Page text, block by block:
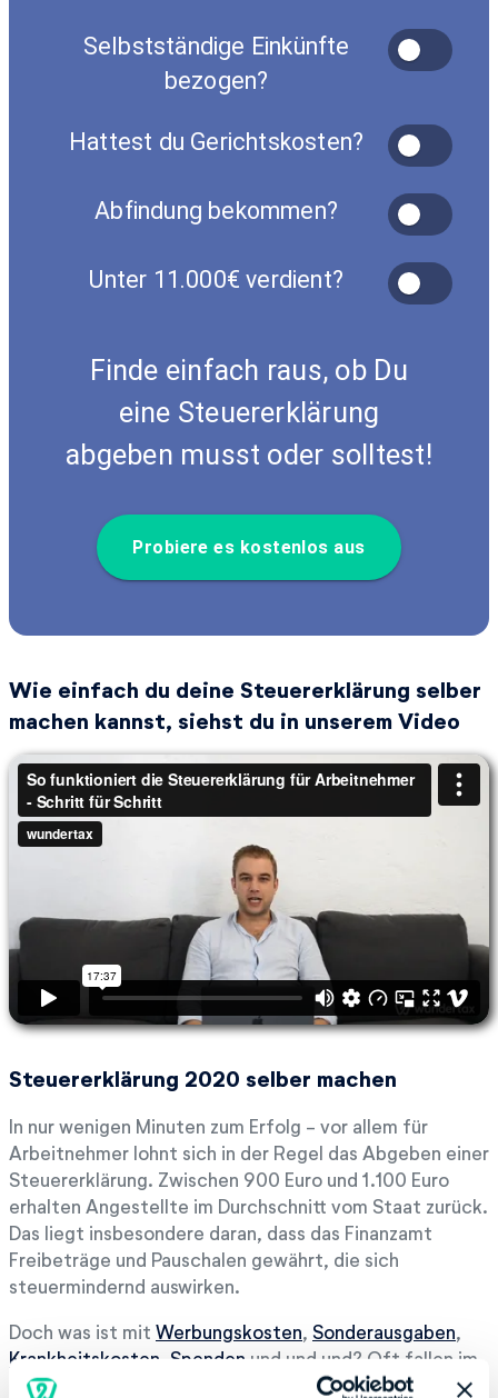
Selbstständige Einkünfte
bezogen?
Hattest du Gerichtskosten?
Abfindung bekommen?
Unter 11.000€ verdient?
Finde einfach raus, ob Du
eine Steuererklärung
abgeben musst oder solltest!
Probiere es kostenlos aus
Wie einfach du deine Steuererklärung selber
machen kannst, siehst du in unserem Video
Steuererklärung 2020 selber machen
In nur wenigen Minuten zum Erfolg - vor allem für
Arbeitnehmer lohnt sich in der Regel das Abgeben einer
Steuererklärung. Zwischen 900 Euro und 1.100 Euro
erhalten Angestellte im Durchschnitt vom Staat zurück.
Das liegt insbesondere daran, dass das Finanzamt
Freibeträge und Pauschalen gewährt, die sich
steuermindernd auswirken.
Doch was ist mit Werbungskosten, Sonderausgaben,
Krankheitskosten Spenden und und und? Oft fallen im
Laufe eines Kalenderjahres dafür ebenfalls hohe